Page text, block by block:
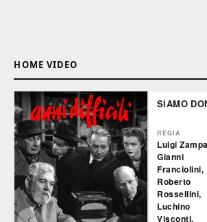
HOME VIDEO
SIAMO
REGIA
Luigi
Gianni
Franciolini,
Roberto
Rossellini,
Luchino
Visconti,